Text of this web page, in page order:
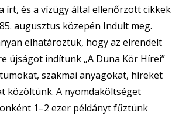
írt, és a vízügy által ellenőrzött cikkek
augusztus közepén Indult meg.
elhatároztuk, hogy az elrendelt
újságot indítunk „A Duna Kör Hírei”
szakmai anyagokat, híreket
közöltünk. A nyomdaköltséget
1–2 ezer példányt fűztünk